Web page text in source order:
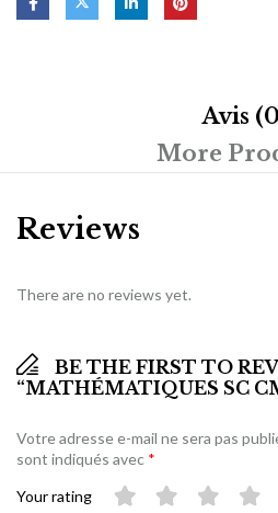
Avis
More
Reviews
There are no reviews yet.
BE THE FIRST TO
“MATHÉMATIQUES SC
Votre adresse e-mail ne sera pas
sont indiqués avec *
Your rating